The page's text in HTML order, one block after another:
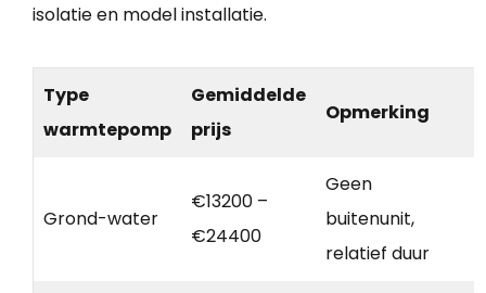
isolatie en model installatie.
Type
warmtepomp
Gemiddelde
prijs
Opmerking
Grond-water
€13200 –
€24400
Geen
buitenunit,
relatief duur